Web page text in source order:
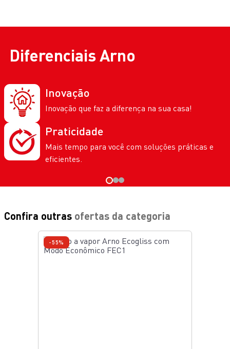
DiferenciaisArno
Inovação
Inovação que faz a diferença na sua casa!
Praticidade
Mais tempo para você com soluções práticas e
eficientes.
Confira outras ofertas da categoria
-55%